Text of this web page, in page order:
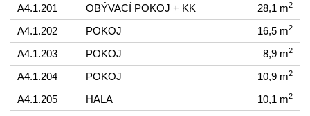
A4.1.201 OBÝVACÍ POKOJ + KK 28,1 m2
A4.1.202 POKOJ 16,5 m2
A4.1.203 POKOJ 8,9 m2
A4.1.204 POKOJ 10,9 m2
A4.1.205 HALA 10,1 m2